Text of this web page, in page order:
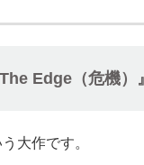
Edge（危機）
大作です。